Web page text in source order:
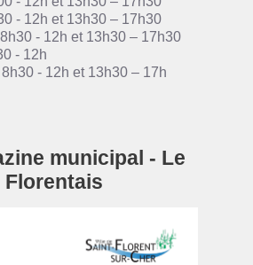
- 12h et 13h30 – 17h30
- 12h et 13h30 – 17h30
- 12h
- 12h et 13h30 – 17h
municipal - Le
Florentais